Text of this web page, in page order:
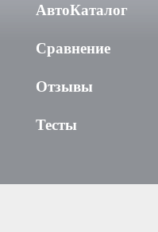
АвтоКаталог
Сравнение
Отзывы
Тесты